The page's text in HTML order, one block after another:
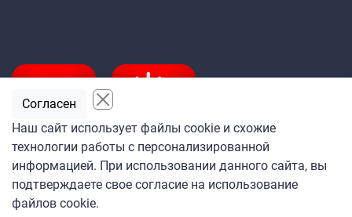
Подпишитесь
на ежедневную рассылку
«Кабельщика»
Наш сайт использует файлы cookie и схожие
технологии работы с персонализированной
информацией. При использовании данного сайта, вы
подтверждаете свое согласие на использование
файлов cookie.
Согласен